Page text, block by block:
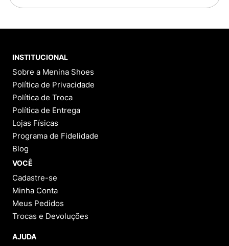
INSTITUCIONAL
Sobre a Menina Shoes
Política de Privacidade
Política de Troca
Política de Entrega
Lojas Físicas
Programa de Fidelidade
Blog
VOCÊ
Cadastre-se
Minha Conta
Meus Pedidos
Trocas e Devoluções
AJUDA